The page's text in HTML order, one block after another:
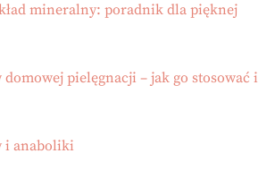
mineralny: poradnik dla pięknej
pielęgnacji – jak go stosować i
i anaboliki